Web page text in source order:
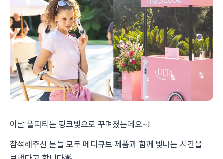
이날 풀파티는 핑크빛으로 꾸며졌는데요~!
참석해주신 분들 모두 메디큐브 제품과 함께 빛나는 시간을